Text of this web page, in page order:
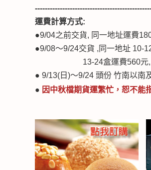
運費計算方式:
●9/04之前交貨, 同一地址運費
●9/08～9/24交貨 ,同一地址 10-
13-24盒運費560元, 25-
● 9/13(日)～9/24 頭份 竹南以南
● 因中秋檔期貨運繁忙， 恕不能